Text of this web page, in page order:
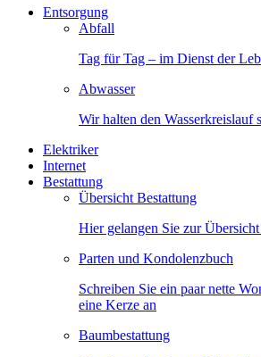
Entsorgung
Abfall
Tag für Tag – im Dienst der
Abwasser
Wir halten den Wasserkreislauf
Elektriker
Internet
Bestattung
Übersicht Bestattung
Hier gelangen Sie zur
Parten und Kondolenzbuch
Schreiben Sie ein paar nette
eine Kerze an
Baumbestattung